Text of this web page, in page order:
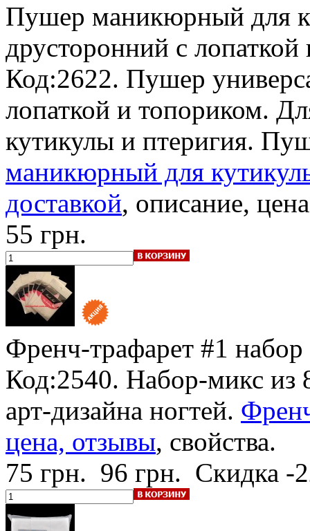
Пушер маникюрный для
друсторонний с
Код:2622. Пушер
лопаткой и топориком.
кутикулы и птеригия.
маникюрный для
доставкой, описание,
55 грн.
Френч-трафарет #1 набор
Код:2540. Набор-микс из
арт-дизайна ногтей.
цена, отзывы, свойства.
75 грн. 96 грн. Скидка -